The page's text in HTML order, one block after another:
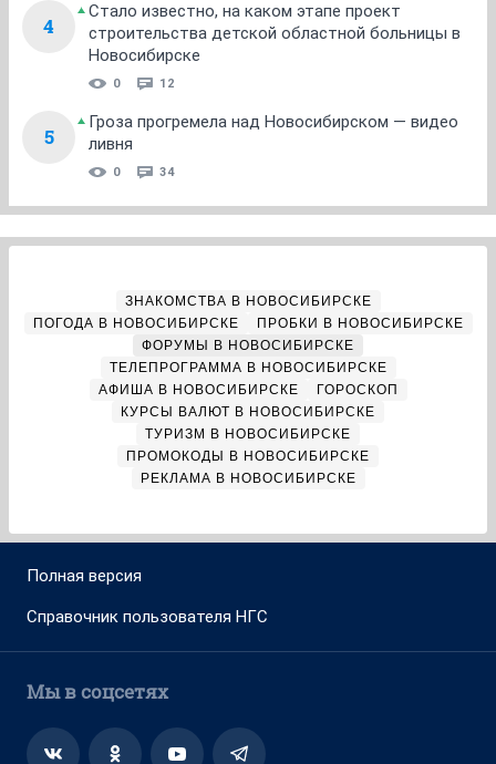
4
Стало известно, на каком этапе проект
строительства детской областной больницы в
Новосибирске
0 12
5
Гроза прогремела над Новосибирском — видео
ливня
0 34
ЗНАКОМСТВА В НОВОСИБИРСКЕ
ПОГОДА В НОВОСИБИРСКЕ
ПРОБКИ В НОВОСИБИРСКЕ
ФОРУМЫ В НОВОСИБИРСКЕ
ТЕЛЕПРОГРАММА В НОВОСИБИРСКЕ
АФИША В НОВОСИБИРСКЕ
ГОРОСКОП
КУРСЫ ВАЛЮТ В НОВОСИБИРСКЕ
ТУРИЗМ В НОВОСИБИРСКЕ
ПРОМОКОДЫ В НОВОСИБИРСКЕ
РЕКЛАМА В НОВОСИБИРСКЕ
Полная версия
Справочник пользователя НГС
Мы в соцсетях